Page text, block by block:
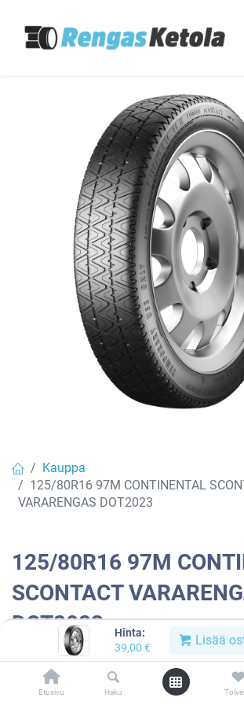
Hinta:
39,00 € Lisää
Etusivu Haku
Kauppa
125/80R16 97M CONTINENTAL
VARARENGAS DOT2023
125/80R16 97M
SCONTACT
DOT2023
Tuotekoodi:977952
39,00€